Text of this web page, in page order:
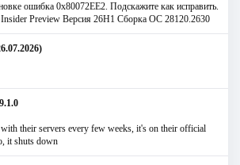
ошибка 0х80072EE2. Подскажите как исправить.
Preview Версия 26H1 Сборка ОС 28120.2630
their servers every few weeks, it's on their official
it shuts down